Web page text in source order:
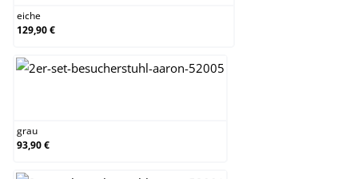
eiche
129,90 €
grau
93,90 €